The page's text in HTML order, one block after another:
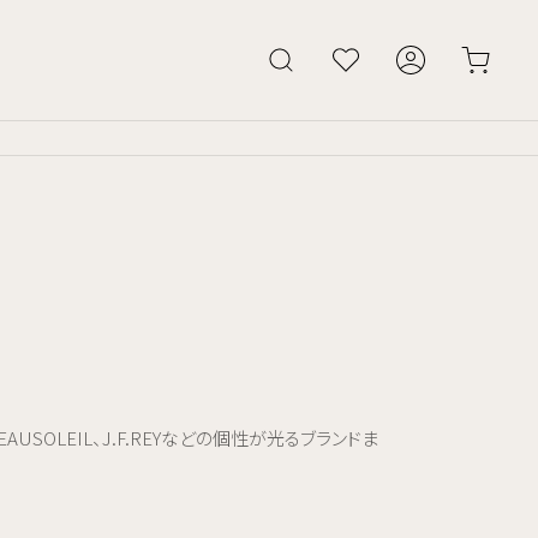
、J.F.REYなどの個性が光るブランドま